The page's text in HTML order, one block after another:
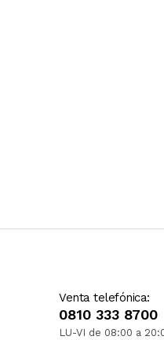
Venta telefónica:
0810 333 8700
LU-VI de 08:00 a